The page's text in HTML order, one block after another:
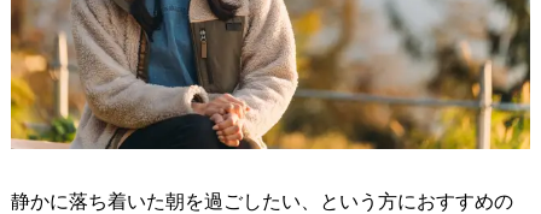
静かに落ち着いた朝を過ごしたい、という方におすすめの